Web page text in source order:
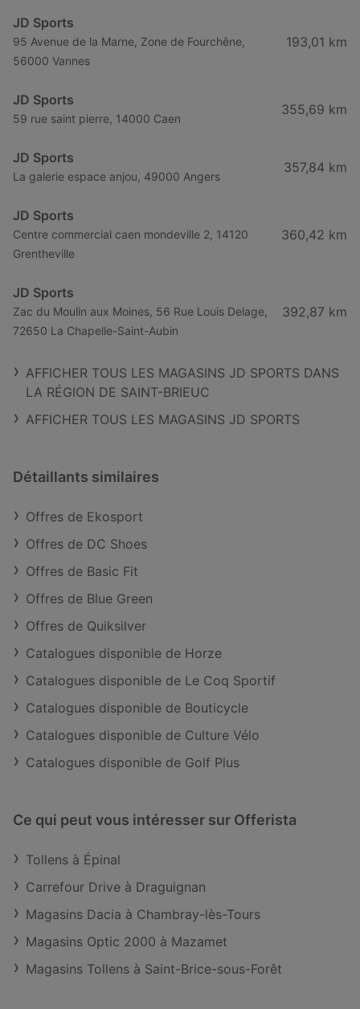
JD Sports
95 Avenue de la Marne, Zone de Fourchêne,
56000 Vannes
193,01 km
JD Sports
59 rue saint pierre, 14000 Caen
355,69 km
JD Sports
La galerie espace anjou, 49000 Angers
357,84 km
JD Sports
Centre commercial caen mondeville 2, 14120
Grentheville
360,42 km
JD Sports
Zac du Moulin aux Moines, 56 Rue Louis Delage,
72650 La Chapelle-Saint-Aubin
392,87 km
AFFICHER TOUS LES MAGASINS JD SPORTS DANS
LA RÉGION DE SAINT-BRIEUC
AFFICHER TOUS LES MAGASINS JD SPORTS
Détaillants similaires
Offres de Ekosport
Offres de DC Shoes
Offres de Basic Fit
Offres de Blue Green
Offres de Quiksilver
Catalogues disponible de Horze
Catalogues disponible de Le Coq Sportif
Catalogues disponible de Bouticycle
Catalogues disponible de Culture Vélo
Catalogues disponible de Golf Plus
Ce qui peut vous intéresser sur Offerista
Tollens à Épinal
Carrefour Drive à Draguignan
Magasins Dacia à Chambray-lès-Tours
Magasins Optic 2000 à Mazamet
Magasins Tollens à Saint-Brice-sous-Forêt